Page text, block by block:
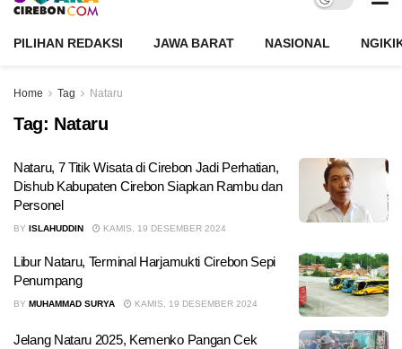
PILIHAN REDAKSI JAWA BARAT NASIONAL
Home Tag Nataru
Tag: Nataru
Nataru, 7 Titik Wisata di Cirebon Jadi Perhatian,
Dishub Kabupaten Cirebon Siapkan Rambu dan
Personel
BY ISLAHUDDIN KAMIS, 19 DESEMBER 2024
Libur Nataru, Terminal Harjamukti Cirebon Sepi
Penumpang
BY MUHAMMAD SURYA KAMIS, 19 DESEMBER 2024
Jelang Nataru 2025, Kemenko Pangan Cek